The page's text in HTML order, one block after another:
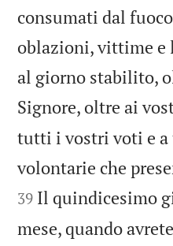
consumati dal
oblazioni, vittime e
al giorno stabilito,
Signore, oltre ai
tutti i vostri voti e
volontarie che
39 Il quindicesimo
mese, quando